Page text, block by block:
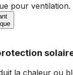
pour ventilation.
la chaleur ou